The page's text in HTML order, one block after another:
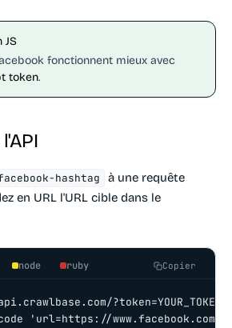
JS
fonctionnent mieux avec
token.
hashtag
à une requête
en URL l'URL cible dans le
node ruby Copier
'url=https://www.facebook.com/